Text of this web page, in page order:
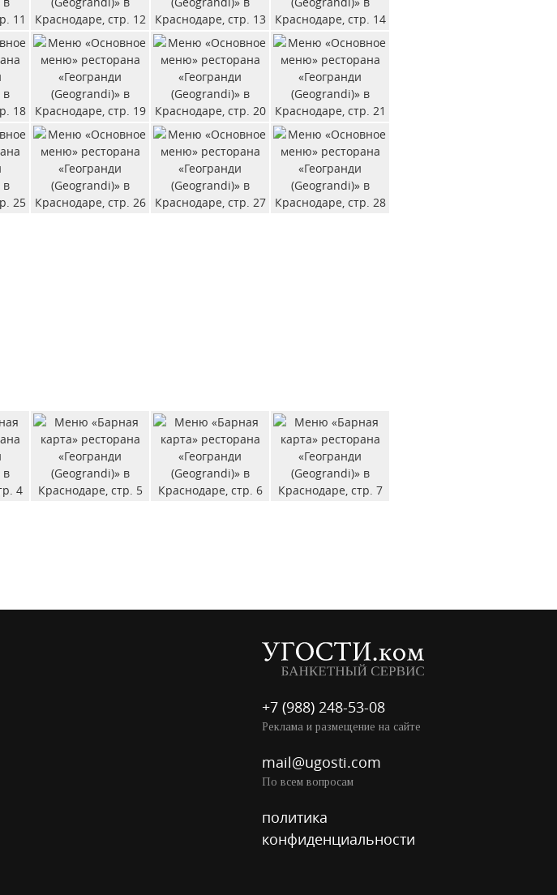
+7 (988) 248-53-08
Реклама и размещение на сайте
mail@ugosti.com
По всем вопросам
политика
конфиденциальности